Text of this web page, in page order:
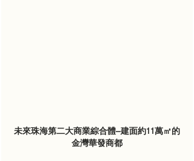
未來珠海第二大商業綜合體—建面約11萬㎡的
金灣華發商都